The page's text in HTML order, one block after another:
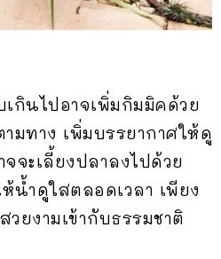
กินไปอาจเพิ่มกิมมิคด้วย
มทาง เพิ่มบรรยากาศให้ดู
จะเลี้ยงปลาลงไปด้วย
ำดูใสตลอดเวลา เพียง
ยงามเข้ากับธรรมชาติ